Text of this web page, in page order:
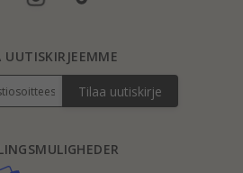
UUTISKIRJEEMME
Tilaa uutiskirje